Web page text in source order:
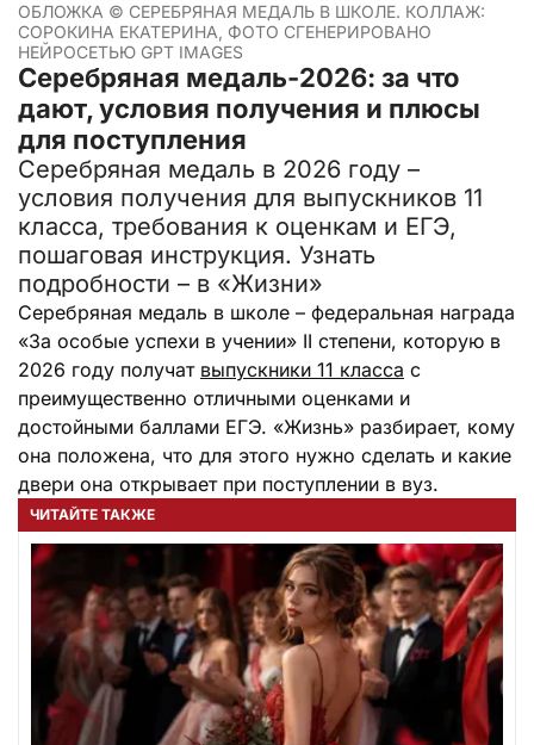
ОБЛОЖКА © СЕРЕБРЯНАЯ МЕДАЛЬ В ШКОЛЕ. КОЛЛАЖ:
СОРОКИНА ЕКАТЕРИНА, ФОТО СГЕНЕРИРОВАНО
НЕЙРОСЕТЬЮ GPT IMAGES
Серебряная медаль-2026: за что
дают, условия получения и плюсы
для поступления
Серебряная медаль в 2026 году –
условия получения для выпускников 11
класса, требования к оценкам и ЕГЭ,
пошаговая инструкция. Узнать
подробности – в «Жизни»
Серебряная медаль в школе – федеральная награда
«За особые успехи в учении» II степени, которую в
2026 году получат выпускники 11 класса с
преимущественно отличными оценками и
достойными баллами ЕГЭ. «Жизнь» разбирает, кому
она положена, что для этого нужно сделать и какие
двери она открывает при поступлении в вуз.
ЧИТАЙТЕ ТАКЖЕ